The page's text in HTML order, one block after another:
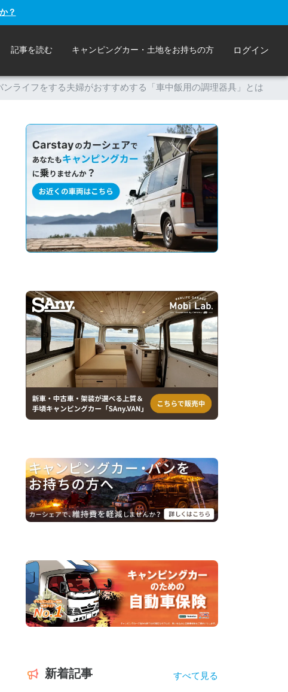
？
記事を読む キャンピングカー・土地をお持ちの方 ログイン
ンライフをする夫婦がおすすめする「車中飯用の調理器具」とは
新着記事 すべて見る